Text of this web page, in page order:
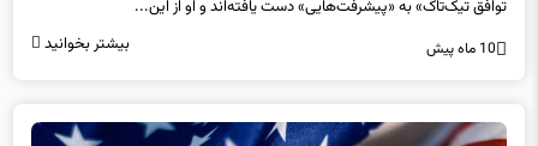
10 ماه پیش